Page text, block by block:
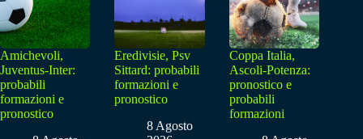
Amichevoli,
Juventus-Inter:
probabili
formazioni e
pronostico
Eredivisie, Psv
Sittard: probabili
formazioni e
pronostico
8 Agosto
Coppa Italia,
Ascoli-Potenza:
pronostico e
probabili
formazioni